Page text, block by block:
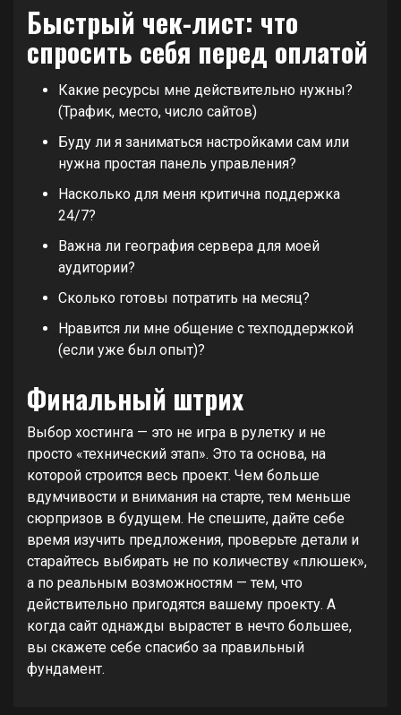
Быстрый чек-лист: что
спросить себя перед оплатой
Какие ресурсы мне действительно нужны?
(Трафик, место, число сайтов)
Буду ли я заниматься настройками сам или
нужна простая панель управления?
Насколько для меня критична поддержка
24/7?
Важна ли география сервера для моей
аудитории?
Сколько готовы потратить на месяц?
Нравится ли мне общение с техподдержкой
(если уже был опыт)?
Финальный штрих
Выбор хостинга — это не игра в рулетку и не
просто «технический этап». Это та основа, на
которой строится весь проект. Чем больше
вдумчивости и внимания на старте, тем меньше
сюрпризов в будущем. Не спешите, дайте себе
время изучить предложения, проверьте детали и
старайтесь выбирать не по количеству «плюшек»,
а по реальным возможностям — тем, что
действительно пригодятся вашему проекту. А
когда сайт однажды вырастет в нечто большее,
вы скажете себе спасибо за правильный
фундамент.